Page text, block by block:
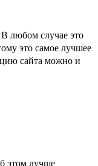
любом случае это
это самое лучшее
сайта можно и
этом лучше